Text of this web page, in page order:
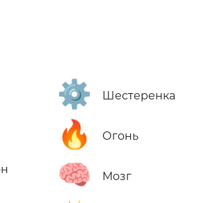
⚙️ Шестеренка
🔥 Огонь
🧠 Мозг